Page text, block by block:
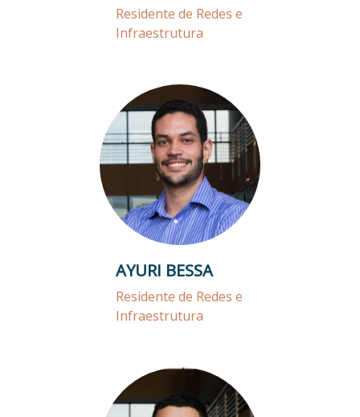
Residente de Redes e
Infraestrutura
AYURI BESSA
Residente de Redes e
Infraestrutura